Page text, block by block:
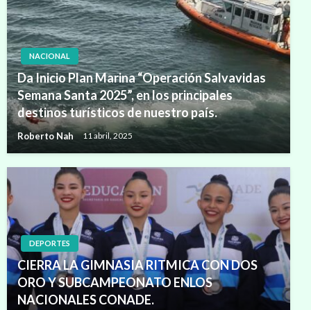
NACIONAL
Da Inicio Plan Marina “Operación Salvavidas
Semana Santa 2025”, en los principales
destinos turísticos de nuestro país.
Roberto Nah 11 abril, 2025
DEPORTES
CIERRA LA GIMNASIA RITMICA CON DOS
ORO Y SUBCAMPEONATO ENLOS
NACIONALES CONADE.